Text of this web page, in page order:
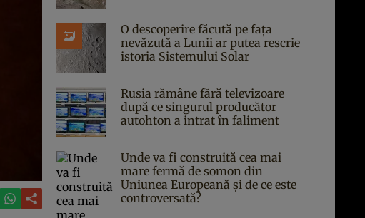
O descoperire făcută pe fața
nevăzută a Lunii ar putea rescrie
istoria Sistemului Solar
Rusia rămâne fără televizoare
după ce singurul producător
autohton a intrat în faliment
Unde va fi construită cea mai
mare fermă de somon din
Uniunea Europeană și de ce este
controversată?